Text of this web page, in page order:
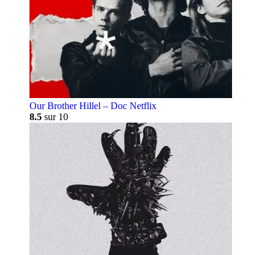
Our Brother Hillel – Doc Netflix
8.5 sur 10